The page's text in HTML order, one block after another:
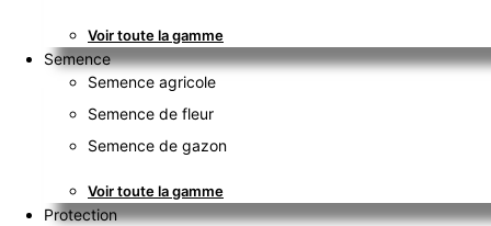
Voir toute la gamme
Semence
Semence agricole
Semence de fleur
Semence de gazon
Voir toute la gamme
Protection